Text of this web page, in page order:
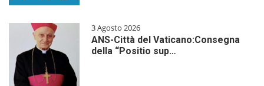
3 Agosto 2026
ANS-Città del Vaticano:Consegna
della “Positio sup…